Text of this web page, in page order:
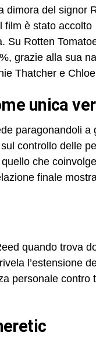
dimora del signor
film è stato accolto
Su Rotten
grazie alla sua
Thatcher e
unica
paragonandoli a
controllo delle
che
finale
quando trova
l’estensione
personale contro